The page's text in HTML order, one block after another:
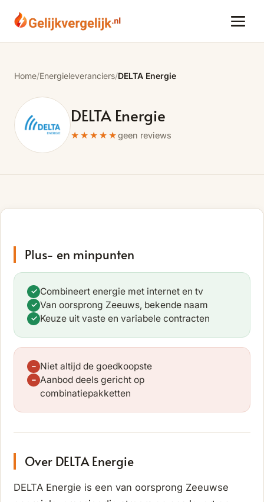
Home/Energieleveranciers/DELTA Energie
DELTA Energie
★★★★★geen reviews
Plus- en minpunten
✓ Combineert energie met internet en tv
✓ Van oorsprong Zeeuws, bekende naam
✓ Keuze uit vaste en variabele contracten
− Niet altijd de goedkoopste
− Aanbod deels gericht op
combinatiepakketten
Over DELTA Energie
DELTA Energie is een van oorsprong Zeeuwse